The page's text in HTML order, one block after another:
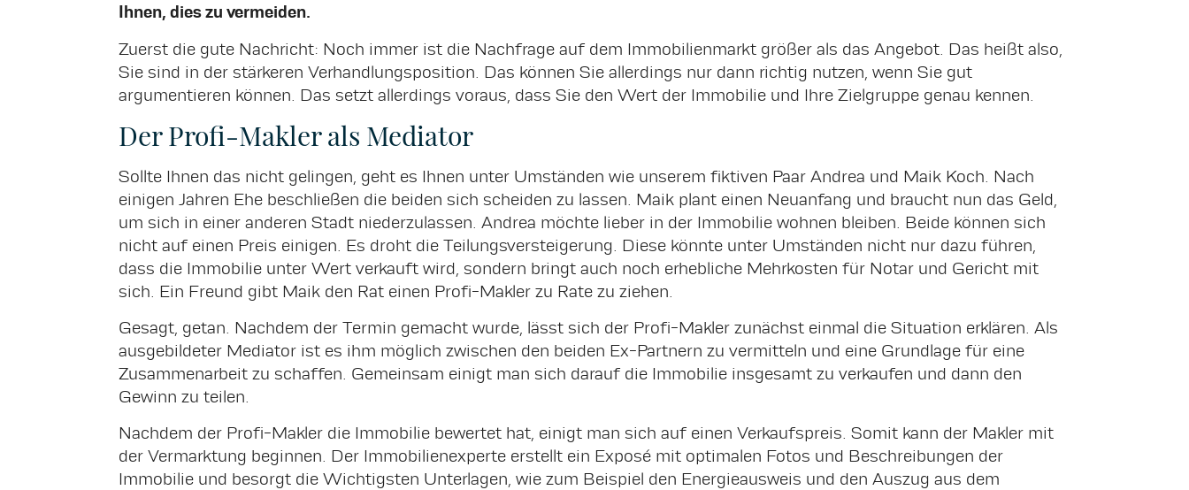
Ihnen, dies zu vermeiden.
Zuerst die gute Nachricht: Noch immer ist die Nachfrage auf dem Immobilienmarkt größer als das Angebot. Das heißt also,
Sie sind in der stärkeren Verhandlungsposition. Das können Sie allerdings nur dann richtig nutzen, wenn Sie gut
argumentieren können. Das setzt allerdings voraus, dass Sie den Wert der Immobilie und Ihre Zielgruppe genau kennen.
Der Profi-Makler als Mediator
Sollte Ihnen das nicht gelingen, geht es Ihnen unter Umständen wie unserem fiktiven Paar Andrea und Maik Koch. Nach
einigen Jahren Ehe beschließen die beiden sich scheiden zu lassen. Maik plant einen Neuanfang und braucht nun das Geld,
um sich in einer anderen Stadt niederzulassen. Andrea möchte lieber in der Immobilie wohnen bleiben. Beide können sich
nicht auf einen Preis einigen. Es droht die Teilungsversteigerung. Diese könnte unter Umständen nicht nur dazu führen,
dass die Immobilie unter Wert verkauft wird, sondern bringt auch noch erhebliche Mehrkosten für Notar und Gericht mit
sich. Ein Freund gibt Maik den Rat einen Profi-Makler zu Rate zu ziehen.
Gesagt, getan. Nachdem der Termin gemacht wurde, lässt sich der Profi-Makler zunächst einmal die Situation erklären. Als
ausgebildeter Mediator ist es ihm möglich zwischen den beiden Ex-Partnern zu vermitteln und eine Grundlage für eine
Zusammenarbeit zu schaffen. Gemeinsam einigt man sich darauf die Immobilie insgesamt zu verkaufen und dann den
Gewinn zu teilen.
Nachdem der Profi-Makler die Immobilie bewertet hat, einigt man sich auf einen Verkaufspreis. Somit kann der Makler mit
der Vermarktung beginnen. Der Immobilienexperte erstellt ein Exposé mit optimalen Fotos und Beschreibungen der
Immobilie und besorgt die Wichtigsten Unterlagen, wie zum Beispiel den Energieausweis und den Auszug aus dem